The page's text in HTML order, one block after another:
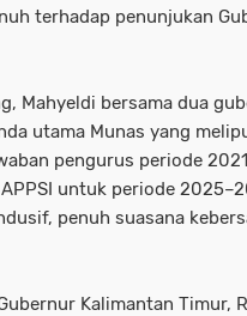
terhadap penunjukan
Mahyeldi bersama dua
utama Munas yang
pengurus periode
untuk periode
penuh suasana
Kalimantan Timur,